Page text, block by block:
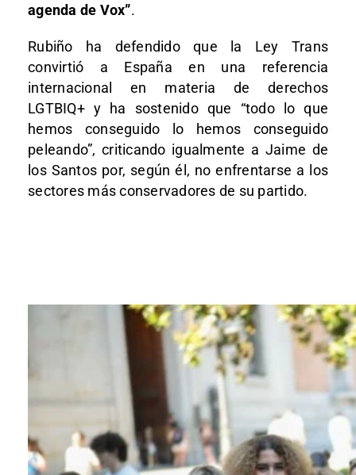
agenda de Vox”.
Rubiño ha defendido que la Ley Trans
convirtió a España en una referencia
internacional en materia de derechos
LGTBIQ+ y ha sostenido que “todo lo que
hemos conseguido lo hemos conseguido
peleando”, criticando igualmente a Jaime de
los Santos por, según él, no enfrentarse a los
sectores más conservadores de su partido.